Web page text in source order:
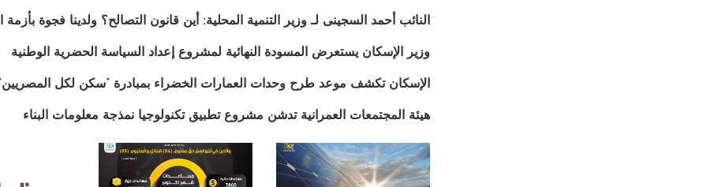
النائب أحمد السجينى لـ وزير التنمية المحلية: أين قانون التصالح؟ ولدينا فجوة
وزير الإسكان يستعرض المسودة النهائية لمشروع إعداد السياسة الحضرية الوطنية
الإسكان تكشف موعد طرح وحدات العمارات الخضراء بمبادرة “سكن لكل
هيئة المجتمعات العمرانية تدشن مشروع تطبيق تكنولوجيا نمذجة معلومات البناء